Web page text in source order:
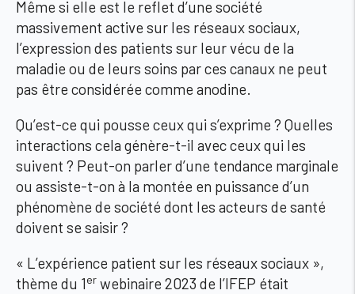
Même si elle est le reflet d’une société
massivement active sur les réseaux sociaux,
l’expression des patients sur leur vécu de la
maladie ou de leurs soins par ces canaux ne peut
pas être considérée comme anodine.
Qu’est-ce qui pousse ceux qui s’exprime ? Quelles
interactions cela génère-t-il avec ceux qui les
suivent ? Peut-on parler d’une tendance marginale
ou assiste-t-on à la montée en puissance d’un
phénomène de société dont les acteurs de santé
doivent se saisir ?
« L’expérience patient sur les réseaux sociaux »,
thème du 1er webinaire 2023 de l’IFEP était